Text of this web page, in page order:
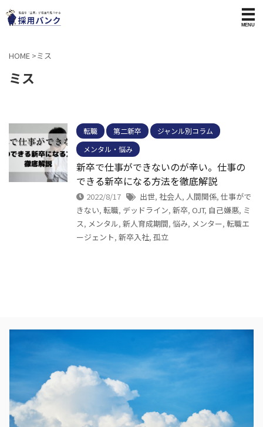
HOME >ミス
ミス
転職 第二新卒
ジャンル別コラム
メンタル・悩み
新卒で仕事ができないのが辛い。仕事の
できる新卒になる方法を徹底解説
2022/8/17 出世, 社会人, 人間関係, 仕事がで
きない, 転職, デッドライン, 新卒, OJT, 自己嫌悪, ミ
ス, メンタル, 新人育成期間, 悩み, メンター, 転職エ
ージェント, 新卒入社, 孤立